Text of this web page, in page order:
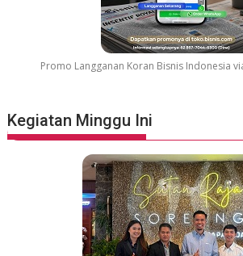
Promo Langganan Koran Bisnis Indonesia
Kegiatan Minggu Ini